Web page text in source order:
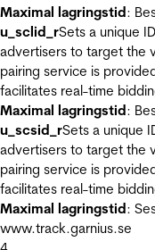
Maximal lagringstid:
u_sclid_rSets a unique
advertisers to target the
pairing service is
facilitates real-time
Maximal lagringstid:
u_scsid_rSets a unique
advertisers to target the
pairing service is
facilitates real-time
Maximal lagringstid:
www.track.garnius.se